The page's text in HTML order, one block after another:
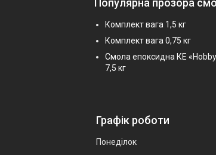
Популярна прозора
Комплект вага 1,5 кг
Комплект вага 0,75 кг
Смола епоксидна КЕ
7,5 кг
Графік роботи
Понеділок